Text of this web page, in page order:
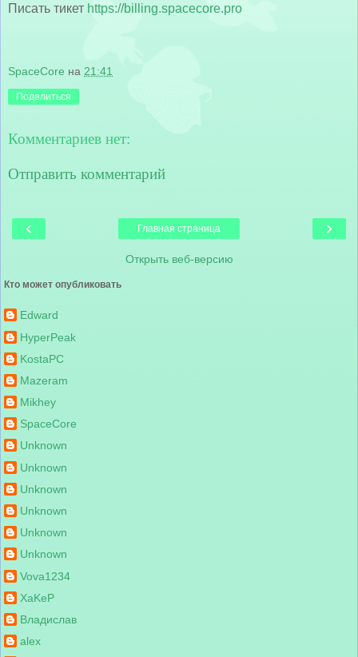
Писать тикет https://billing.spacecore.pro
SpaceCore на 21:41
Поделиться
Комментариев нет:
Отправить комментарий
‹ ›
Главная страница
Открыть веб-версию
Кто может опубликовать
Edward
HyperPeak
KostaPC
Mazeram
Mikhey
SpaceCore
Unknown
Unknown
Unknown
Unknown
Unknown
Unknown
Vova1234
XaKeP
Владислав
alex